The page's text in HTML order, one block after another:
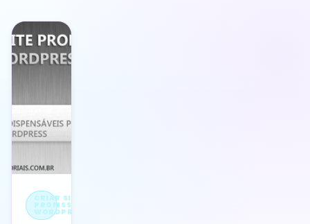
CRIAR SITE
PROFISSIONAL
WORDPRESS